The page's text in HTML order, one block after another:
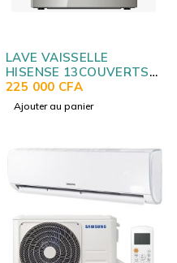
LAVE VAISSELLE
HISENSE 13COUVERTS
SILVER H13DESS
225 000 CFA
Ajouter au panier